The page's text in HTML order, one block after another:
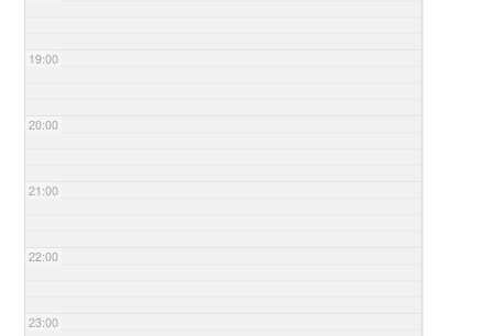
19:00
20:00
21:00
22:00
23:00